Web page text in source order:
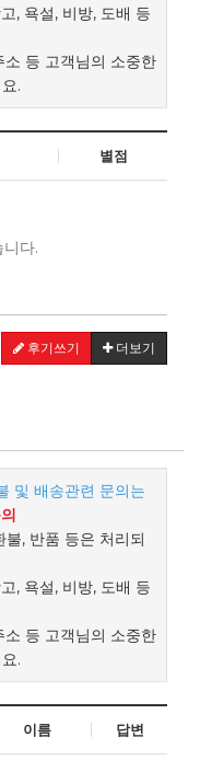
, 욕설, 비방, 도배 등
등 고객님의 소중한
.
별점
다.
후기쓰기 더보기
및 배송관련 문의는
, 반품 등은 처리되
, 욕설, 비방, 도배 등
등 고객님의 소중한
.
이름 답변